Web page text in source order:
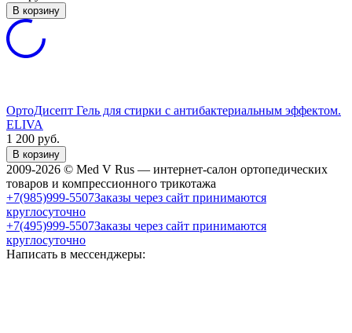
В корзину
ОртоДисепт Гель для стирки с антибактериальным эффектом.
ELIVA
1 200 руб.
В корзину
2009-2026 © Med V Rus — интернет-салон ортопедических
товаров и компрессионного трикотажа
+7(985)999-5507Заказы через сайт принимаются
круглосуточно
+7(495)999-5507Заказы через сайт принимаются
круглосуточно
Написать в мессенджеры: